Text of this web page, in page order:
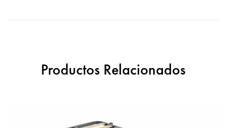
Productos Relacionados